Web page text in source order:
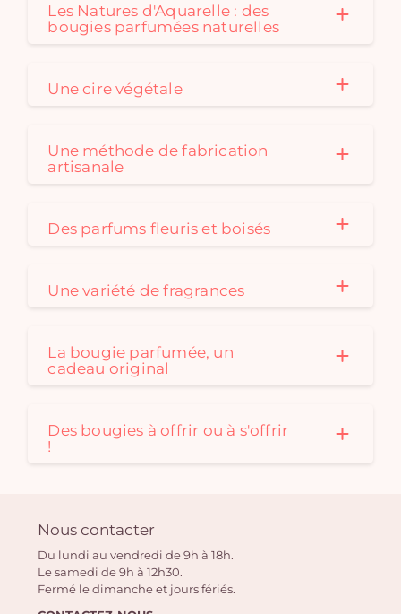
Les Natures d'Aquarelle : des
bougies parfumées naturelles
Une cire végétale
Une méthode de fabrication
artisanale
Des parfums fleuris et boisés
Une variété de fragrances
La bougie parfumée, un
cadeau original
Des bougies à offrir ou à s'offrir
!
Nous contacter
Du lundi au vendredi de 9h à 18h.
Le samedi de 9h à 12h30.
Fermé le dimanche et jours fériés.